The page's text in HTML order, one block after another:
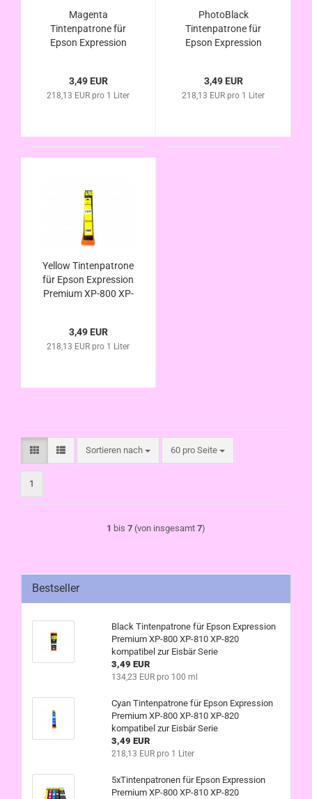
Magenta
Tintenpatrone für
Epson Expression
kompatibel Eisbär
Serie
3,49 EUR
218,13 EUR pro 1 Liter
PhotoBlack
Tintenpatrone für
Epson Expression
kompatibel Eisbär
Serie
3,49 EUR
218,13 EUR pro 1 Liter
Yellow Tintenpatrone
für Epson Expression
Premium XP-800 XP-
Serie
3,49 EUR
218,13 EUR pro 1 Liter
Sortieren nach
Sortieren nach 60 pro Seite
pro Seite
1
1 bis 7 (von insgesamt 7)
Bestseller
Black Tintenpatrone für Epson Expression
Premium XP-800 XP-810 XP-820
kompatibel zur Eisbär Serie
3,49 EUR
134,23 EUR pro 100 ml
Cyan Tintenpatrone für Epson Expression
Premium XP-800 XP-810 XP-820
kompatibel zur Eisbär Serie
3,49 EUR
218,13 EUR pro 1 Liter
5xTintenpatronen für Epson Expression
Premium XP-800 XP-810 XP-820